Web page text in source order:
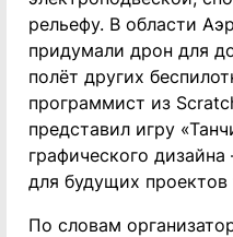
рельефу. В области
придумали дрон для
полёт других
программист из
представил игру
графического
для будущих проектов
По словам